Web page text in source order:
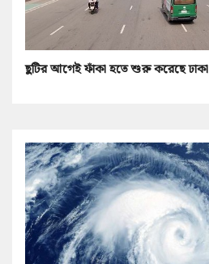
ছুটির আগেই ফাঁকা হতে শুরু করেছে ঢাকা